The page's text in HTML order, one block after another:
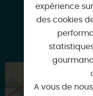
expérience
des cookies
A vous de